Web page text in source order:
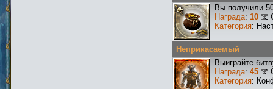
Вы получили
Награда: 10
Категория:
Неприкасаемый
Выиграйте
Награда: 45
Категория: